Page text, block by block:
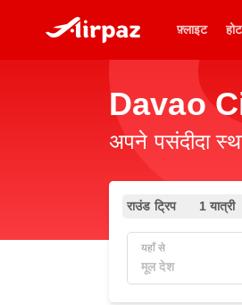
फ़्लाइट
Davao
अपने पसंदीदा
राउंड ट्रिप 1 यात्री
यहाँ से